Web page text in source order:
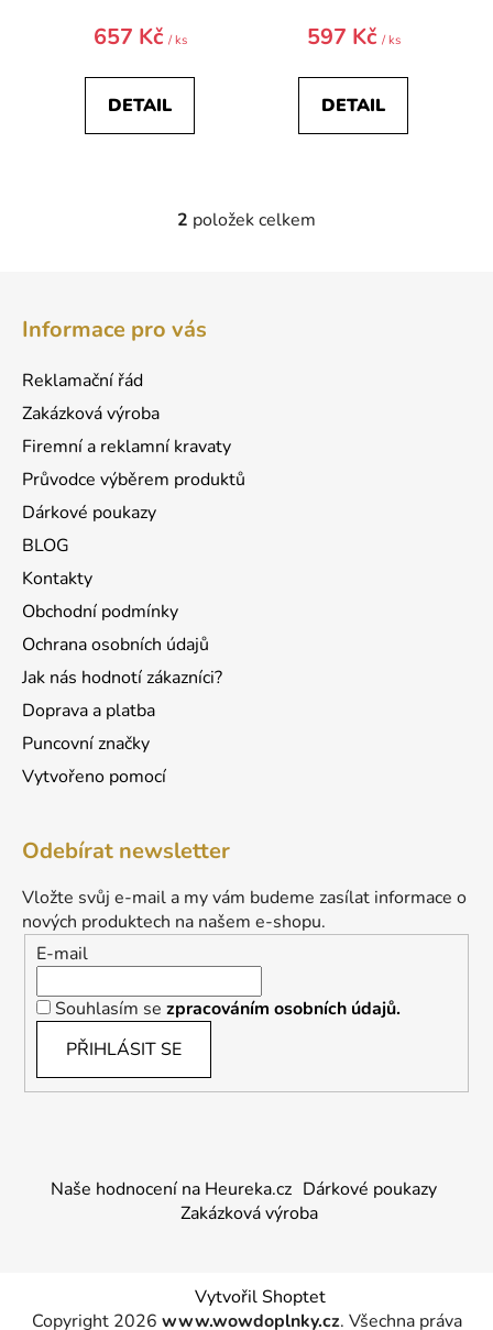
657 Kč / ks
DETAIL
597 Kč / ks
DETAIL
O
2 položek celkem
Informace pro vás
Reklamační řád
Zakázková výroba
Firemní a reklamní kravaty
Průvodce výběrem produktů
Dárkové poukazy
BLOG
Kontakty
Obchodní podmínky
Ochrana osobních údajů
Jak nás hodnotí zákazníci?
Doprava a platba
Puncovní značky
Vytvořeno pomocí
Odebírat newsletter
Vložte svůj e-mail a my vám budeme zasílat informace o
nových produktech na našem e-shopu.
E-mail
Souhlasím se zpracováním osobních údajů.
PŘIHLÁSIT SE
Naše hodnocení na Heureka.cz Dárkové poukazy
Zakázková výroba
Vytvořil Shoptet
Copyright 2026 www.wowdoplnky.cz. Všechna práva